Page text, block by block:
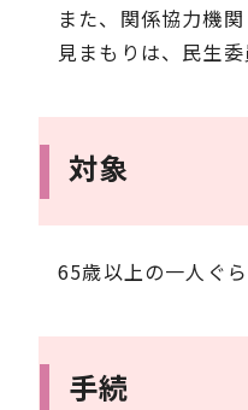
また、関係協力機
見まもりは、民生
対象
65歳以上の一人ぐ
手続